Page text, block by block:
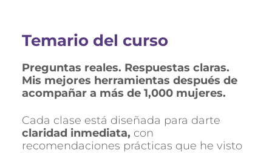
Temario del curso
Preguntas reales. Respuestas claras.
Mis mejores herramientas después de
acompañar a más de 1,000 mujeres.
claridad inmediata, con
recomendaciones prácticas que he visto